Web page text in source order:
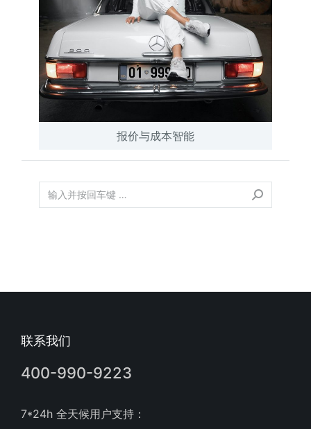
报价与成本智能
联系我们
400-990-9223
7*24h 全天候用户支持：